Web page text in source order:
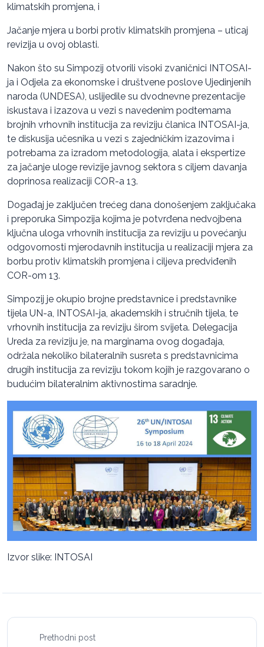
klimatskih promjena, i
Jačanje mjera u borbi protiv klimatskih promjena – uticaj
revizija u ovoj oblasti.
Nakon što su Simpozij otvorili visoki zvaničnici INTOSAI-
ja i Odjela za ekonomske i društvene poslove Ujedinjenih
naroda (UNDESA), uslijedile su dvodnevne prezentacije
iskustava i izazova u vezi s navedenim podtemama
brojnih vrhovnih institucija za reviziju članica INTOSAI-ja,
te diskusija učesnika u vezi s zajedničkim izazovima i
potrebama za izradom metodologija, alata i ekspertize
za jačanje uloge revizije javnog sektora s ciljem davanja
doprinosa realizaciji COR-a 13.
Događaj je zaključen trećeg dana donošenjem zaključaka
i preporuka Simpozija kojima je potvrđena nedvojbena
ključna uloga vrhovnih institucija za reviziju u povećanju
odgovornosti mjerodavnih institucija u realizaciji mjera za
borbu protiv klimatskih promjena i ciljeva predviđenih
COR-om 13.
Simpozij je okupio brojne predstavnice i predstavnike
tijela UN-a, INTOSAI-ja, akademskih i stručnih tijela, te
vrhovnih institucija za reviziju širom svijeta. Delegacija
Ureda za reviziju je, na marginama ovog događaja,
održala nekoliko bilateralnih susreta s predstavnicima
drugih institucija za reviziju tokom kojih je razgovarano o
budućim bilateralnim aktivnostima saradnje.
Izvor slike: INTOSAI
Prethodni post